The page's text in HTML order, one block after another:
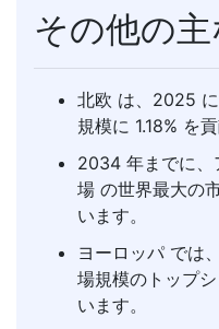
その他の
北欧 は、2025
規模に 1.18% を
2034 年までに、
場 の世界最大の
います。
ヨーロッパ では
場規模のトップ
います。